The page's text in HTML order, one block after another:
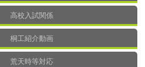
高校入試関係
桐工紹介動画
荒天時等対応